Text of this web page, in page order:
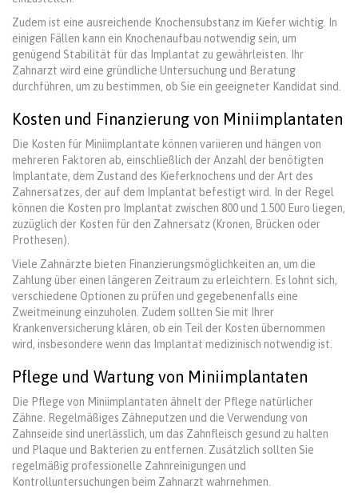
Zudem ist eine ausreichende Knochensubstanz im Kiefer wichtig. In
einigen Fällen kann ein Knochenaufbau notwendig sein, um
genügend Stabilität für das Implantat zu gewährleisten. Ihr
Zahnarzt wird eine gründliche Untersuchung und Beratung
durchführen, um zu bestimmen, ob Sie ein geeigneter Kandidat sind.
Kosten und Finanzierung von Miniimplantaten
Die Kosten für Miniimplantate können variieren und hängen von
mehreren Faktoren ab, einschließlich der Anzahl der benötigten
Implantate, dem Zustand des Kieferknochens und der Art des
Zahnersatzes, der auf dem Implantat befestigt wird. In der Regel
können die Kosten pro Implantat zwischen 800 und 1.500 Euro liegen,
zuzüglich der Kosten für den Zahnersatz (Kronen, Brücken oder
Prothesen).
Viele Zahnärzte bieten Finanzierungsmöglichkeiten an, um die
Zahlung über einen längeren Zeitraum zu erleichtern. Es lohnt sich,
verschiedene Optionen zu prüfen und gegebenenfalls eine
Zweitmeinung einzuholen. Zudem sollten Sie mit Ihrer
Krankenversicherung klären, ob ein Teil der Kosten übernommen
wird, insbesondere wenn das Implantat medizinisch notwendig ist.
Pflege und Wartung von Miniimplantaten
Die Pflege von Miniimplantaten ähnelt der Pflege natürlicher
Zähne. Regelmäßiges Zähneputzen und die Verwendung von
Zahnseide sind unerlässlich, um das Zahnfleisch gesund zu halten
und Plaque und Bakterien zu entfernen. Zusätzlich sollten Sie
regelmäßig professionelle Zahnreinigungen und
Kontrolluntersuchungen beim Zahnarzt wahrnehmen.